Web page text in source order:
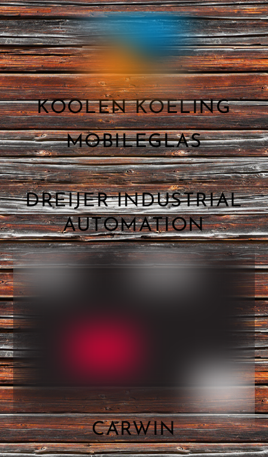
KOOLEN KOELING
MOBILEGLAS
DREIJER INDUSTRIAL
AUTOMATION
CARWIN